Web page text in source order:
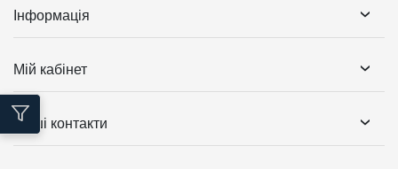
Інформація
Мій кабінет
Наші контакти